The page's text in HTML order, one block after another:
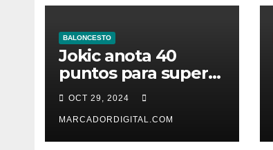
BALONCESTO
Jokic anota 40
puntos para superar
a los Raptors
OCT 29, 2024
MARCADORDIGITAL.COM